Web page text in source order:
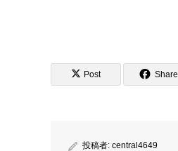
Post Share
投稿者: central4649